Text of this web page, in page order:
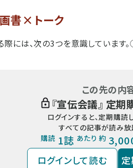
書×トーク
際には、次の3つを意識しています
この先の内
『宣伝会議』 定期
ログインすると、定期購読
すべての記事が読み放
購読 1誌 あたり 約
ログインして読む